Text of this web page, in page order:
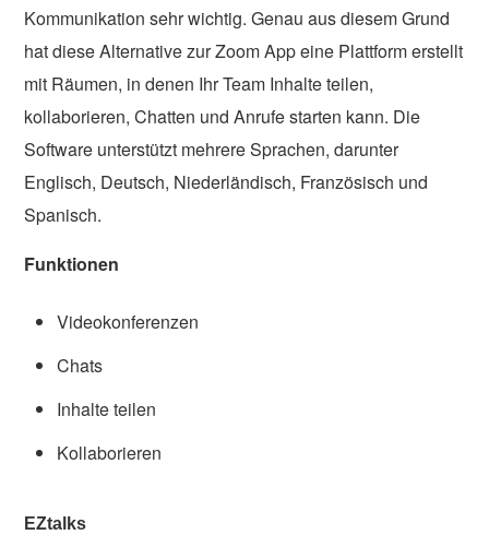
Kommunikation sehr wichtig. Genau aus diesem Grund
hat diese Alternative zur Zoom App eine Plattform erstellt
mit Räumen, in denen Ihr Team Inhalte teilen,
kollaborieren, Chatten und Anrufe starten kann. Die
Software unterstützt mehrere Sprachen, darunter
Englisch, Deutsch, Niederländisch, Französisch und
Spanisch.
Funktionen
Videokonferenzen
Chats
Inhalte teilen
Kollaborieren
EZtalks